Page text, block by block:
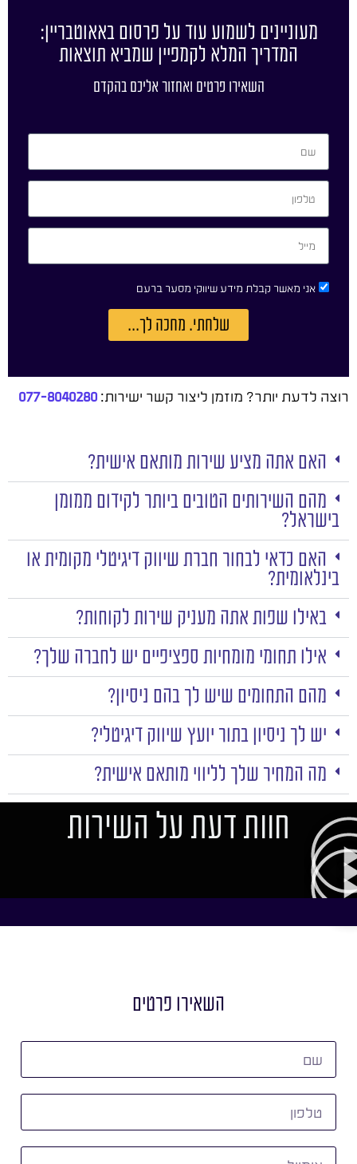
מעוניינים לשמוע עוד על פרסום באאוטבריין:
המדריך המלא לקמפיין שמביא תוצאות
השאירו פרטים ואחזור אליכם בהקדם
אני מאשר קבלת מידע שיווקי מסער ברעם
שלחתי. מחכה לך...
רוצה לדעת יותר? מוזמן ליצור קשר ישירות:077-8040280
האם אתה מציע שירות מותאם אישית?
מהם השירותים הטובים ביותר לקידום ממומן
בישראל?
האם כדאי לבחור חברת שיווק דיגיטלי מקומית או
בינלאומית?
באילו שפות אתה מעניק שירות לקוחות?
אילו תחומי מומחיות ספציפיים יש לחברה שלך?
מהם התחומים שיש לך בהם ניסיון?
יש לך ניסיון בתור יועץ שיווק דיגיטלי?
מה המחיר שלך לליווי מותאם אישית?
חוות דעת על השירות
השאירו פרטים